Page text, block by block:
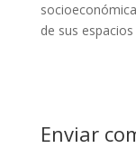
de sus
Enviar